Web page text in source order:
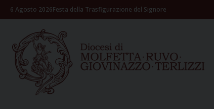
Skip6 Agosto 2026Festa della Trasfigurazione del Signore